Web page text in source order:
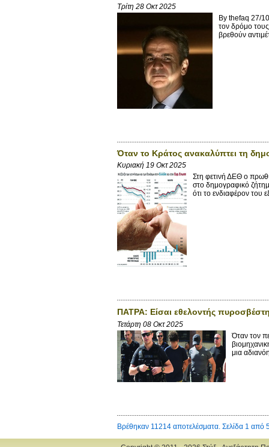
Τρίτη 28 Οκτ 2025
By thefaq 27/
τον δρόμο
βρεθούν
Όταν το Κράτος ανακαλύπτει τη
Κυριακή 19 Οκτ 2025
Στη φετινή ΔΕΘ ο
στο δημογραφικό
ότι το ενδιαφέρον του
ΠΑΤΡΑ: Είσαι εθελοντής
Τετάρτη 08 Οκτ 2025
Όταν τον
μια
Βρέθηκαν 11214 αποτελέσματα. Σελίδα 1 από